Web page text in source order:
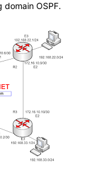
OSPF.